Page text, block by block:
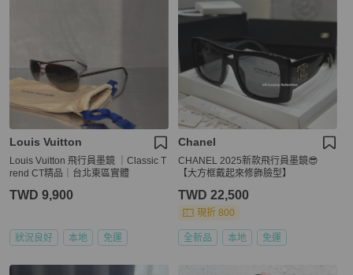
Louis Vuitton
Louis Vuitton 飛行員墨鏡 ｜Classic T
rend CT精品｜台北東區實體
TWD 9,900
狀況良好 本地 免運
Chanel
CHANEL 2025新款飛行員墨鏡😎
【大方框戴起來修飾臉型】
TWD 22,500
現折 800
全新品 本地 免運